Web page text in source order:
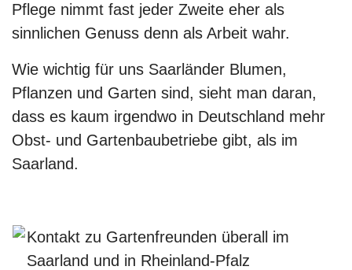
Pflege nimmt fast jeder Zweite eher als
sinnlichen Genuss denn als Arbeit wahr.
Wie wichtig für uns Saarländer Blumen,
Pflanzen und Garten sind, sieht man daran,
dass es kaum irgendwo in Deutschland mehr
Obst- und Gartenbaubetriebe gibt, als im
Saarland.
Kontakt zu Gartenfreunden überall im
Saarland und in Rheinland-Pfalz